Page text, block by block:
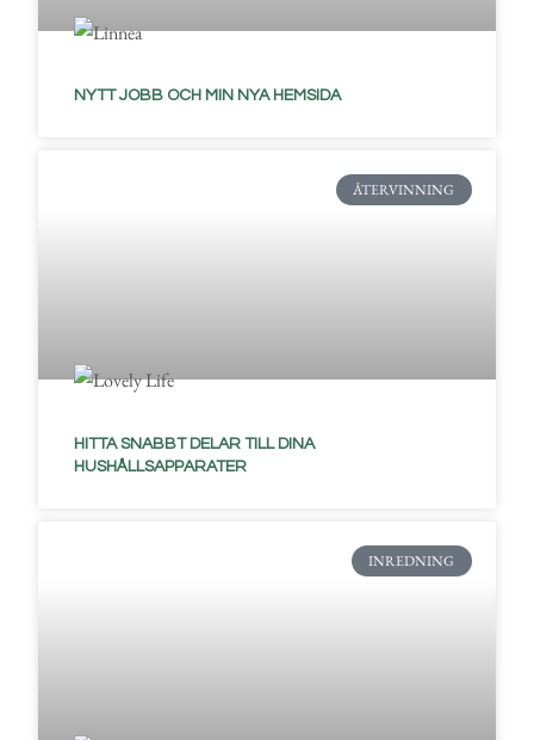
NYTT JOBB OCH MIN NYA HEMSIDA
ÅTERVINNING
HITTA SNABBT DELAR TILL DINA
HUSHÅLLSAPPARATER
INREDNING